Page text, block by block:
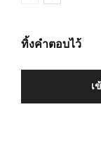
ทิ้งคำตอบไว้
เ